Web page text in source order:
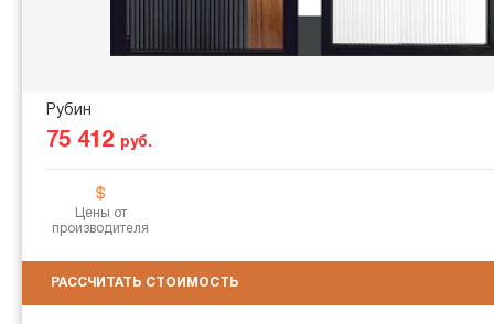
Рубин
75 412 руб.
Цены от
производителя
РАССЧИТАТЬ СТОИМОСТЬ